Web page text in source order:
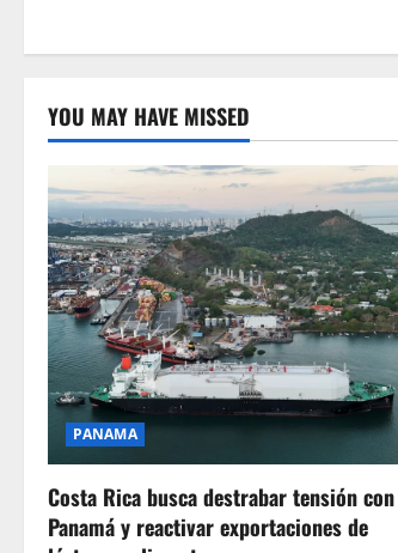
YOU MAY HAVE MISSED
PANAMA
Costa Rica busca destrabar tensión con
Panamá y reactivar exportaciones de